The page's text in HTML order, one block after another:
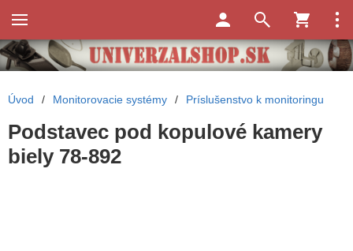
Úvod / Monitorovacie systémy / Príslušenstvo k monitoringu
Podstavec pod kopulové kamery
biely 78-892